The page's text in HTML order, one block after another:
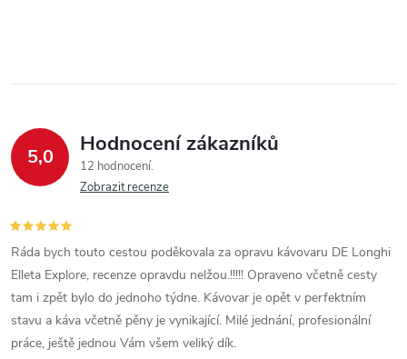
5,0 Hodnocení zákazníků
12 hodnocení
Zobrazit recenze
Ráda bych touto cestou poděkovala za opravu kávovaru DE Longhi
Elleta Explore, recenze opravdu nelžou.!!!!! Opraveno včetně cesty
tam i zpět bylo do jednoho týdne. Kávovar je opět v perfektním
stavu a káva včetně pěny je vynikající. Milé jednání, profesionální
práce, ještě jednou Vám všem veliký dík.